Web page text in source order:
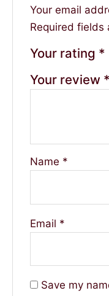
Your email
Required fields
Your rating *
Your review *
Name *
Email *
Save my